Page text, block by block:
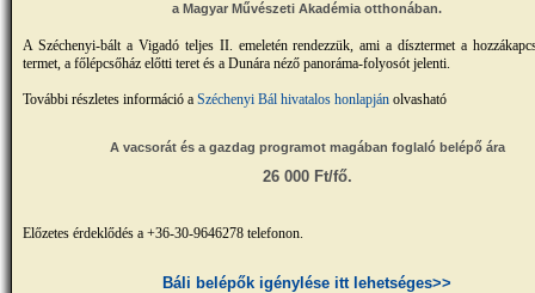
a Magyar Művészeti Akadémia otthonában.
A Széchenyi-bált a Vigadó teljes II. emeletén rendezzük, ami a dísztermet a
termet, a főlépcsőház előtti teret és a Dunára néző panoráma-folyosót jelenti.
További részletes információ aSzéchenyi Bál hivatalos honlapján olvasható
A vacsorát és a gazdag programot magában foglaló belépő ára
26 000 Ft/fő.
Előzetes érdeklődés a +36-30-9646278 telefonon.
Báli belépők igénylése itt lehetséges>>